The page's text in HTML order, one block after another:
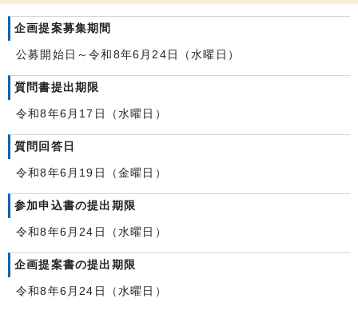
企画提案募集期間
公募開始日～令和8年6月24日（水曜日）
質問書提出期限
令和8年6月17日（水曜日）
質問回答日
令和8年6月19日（金曜日）
参加申込書の提出期限
令和8年6月24日（水曜日）
企画提案書の提出期限
令和8年6月24日（水曜日）